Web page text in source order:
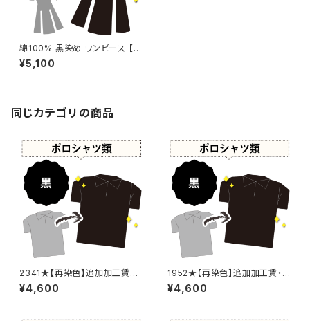
綿100% 黒染め ワンピース 【元
色：黒 - 漂白抜け】 -染め直し
[漆黒 - Black]410-0144
¥5,100
同じカテゴリの商品
2341★【再染色】追加加工賃・
黒染め
¥4,600
1952★【再染色】追加加工賃・
黒染め
¥4,600